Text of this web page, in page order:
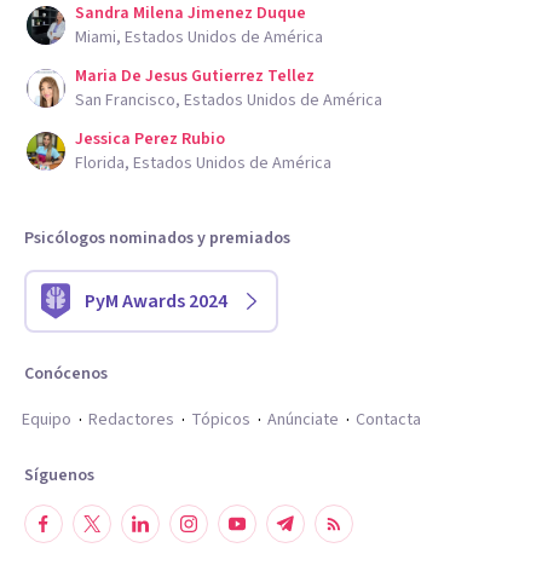
Sandra Milena Jimenez Duque
Miami, Estados Unidos de América
Maria De Jesus Gutierrez Tellez
San Francisco, Estados Unidos de América
Jessica Perez Rubio
Florida, Estados Unidos de América
Psicólogos nominados y premiados
PyM Awards 2024
Conócenos
Equipo
Redactores Tópicos Anúnciate Contacta
Síguenos